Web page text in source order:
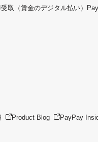
取（賃金のデジタル払い）
Product Blog PayPay